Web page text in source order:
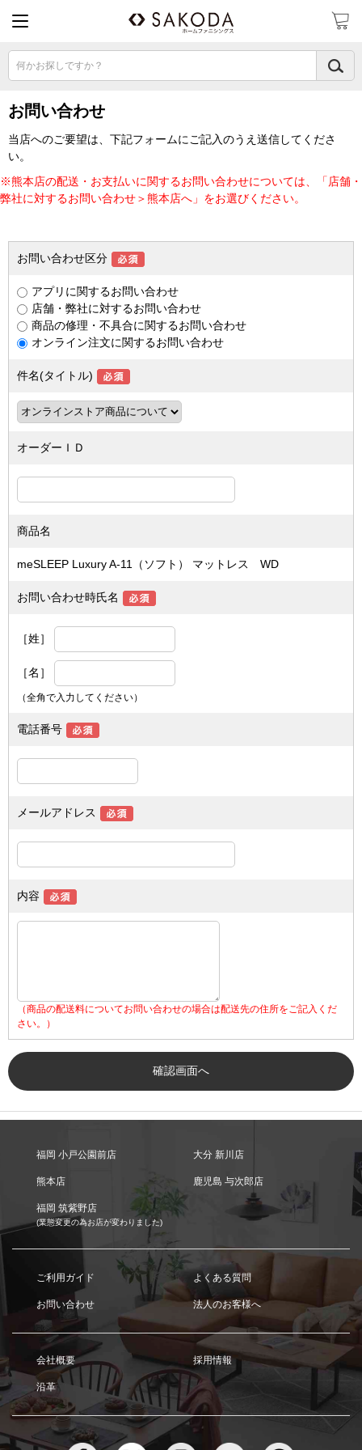
何かお探しですか？
お問い合わせ
当店へのご要望は、下記フォームにご記入のうえ送信してくださ
い。
※熊本店の配送・お支払いに関するお問い合わせについては、「店舗・
弊社に対するお問い合わせ＞熊本店へ」をお選びください。
お問い合わせ区分
アプリに関するお問い合わせ
店舗・弊社に対するお問い合わせ
商品の修理・不具合に関するお問い合わせ
オンライン注文に関するお問い合わせ
件名(タイトル)
オーダーＩＤ
商品名
meSLEEP Luxury A-11（ソフト） マットレス WD
お問い合わせ時氏名
［姓］
［名］
（全角で入力してください）
電話番号
メールアドレス
内容
（商品の配送料についてお問い合わせの場合は配送先の住所をご記入くだ
さい。）
福岡 小戸公園前店 大分 新川店
熊本店 鹿児島 与次郎店
福岡 筑紫野店
(業態変更の為お店が変わりました)
ご利用ガイド よくある質問
お問い合わせ 法人のお客様へ
会社概要 採用情報
沿革